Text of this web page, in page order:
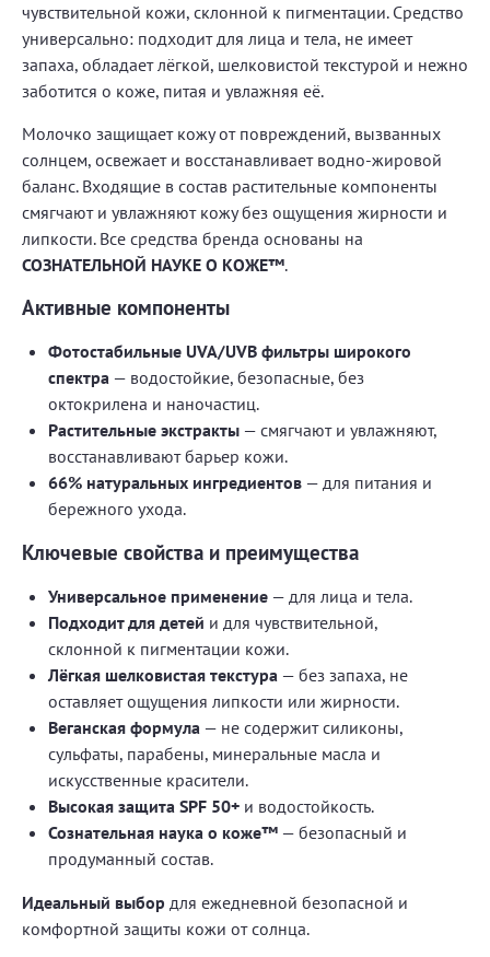
чувствительной кожи, склонной к пигментации. Средство
универсально: подходит для лица и тела, не имеет
запаха, обладает лёгкой, шелковистой текстурой и нежно
заботится о коже, питая и увлажняя её.
Молочко защищает кожу от повреждений, вызванных
солнцем, освежает и восстанавливает водно-жировой
баланс. Входящие в состав растительные компоненты
смягчают и увлажняют кожу без ощущения жирности и
липкости. Все средства бренда основаны на
СОЗНАТЕЛЬНОЙ НАУКЕ О КОЖЕ™.
Активные компоненты
Фотостабильные UVA/UVB фильтры широкого
спектра — водостойкие, безопасные, без
октокрилена и наночастиц.
Растительные экстракты — смягчают и увлажняют,
восстанавливают барьер кожи.
66% натуральных ингредиентов — для питания и
бережного ухода.
Ключевые свойства и преимущества
Универсальное применение — для лица и тела.
Подходит для детей и для чувствительной,
склонной к пигментации кожи.
Лёгкая шелковистая текстура — без запаха, не
оставляет ощущения липкости или жирности.
Веганская формула — не содержит силиконы,
сульфаты, парабены, минеральные масла и
искусственные красители.
Высокая защита SPF 50+ и водостойкость.
Сознательная наука о коже™ — безопасный и
продуманный состав.
Идеальный выбор для ежедневной безопасной и
комфортной защиты кожи от солнца.